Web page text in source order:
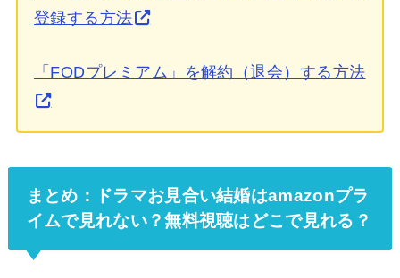
登録する方法
「FODプレミアム」を解約（退会）する方法
まとめ：ドラマお見合い結婚はamazonプラ
イムで見れない？無料視聴はどこで見れる？